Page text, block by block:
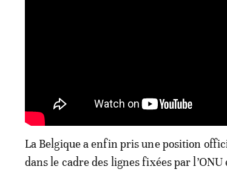
La Belgique a enfin pris une position
dans le cadre des lignes fixées par